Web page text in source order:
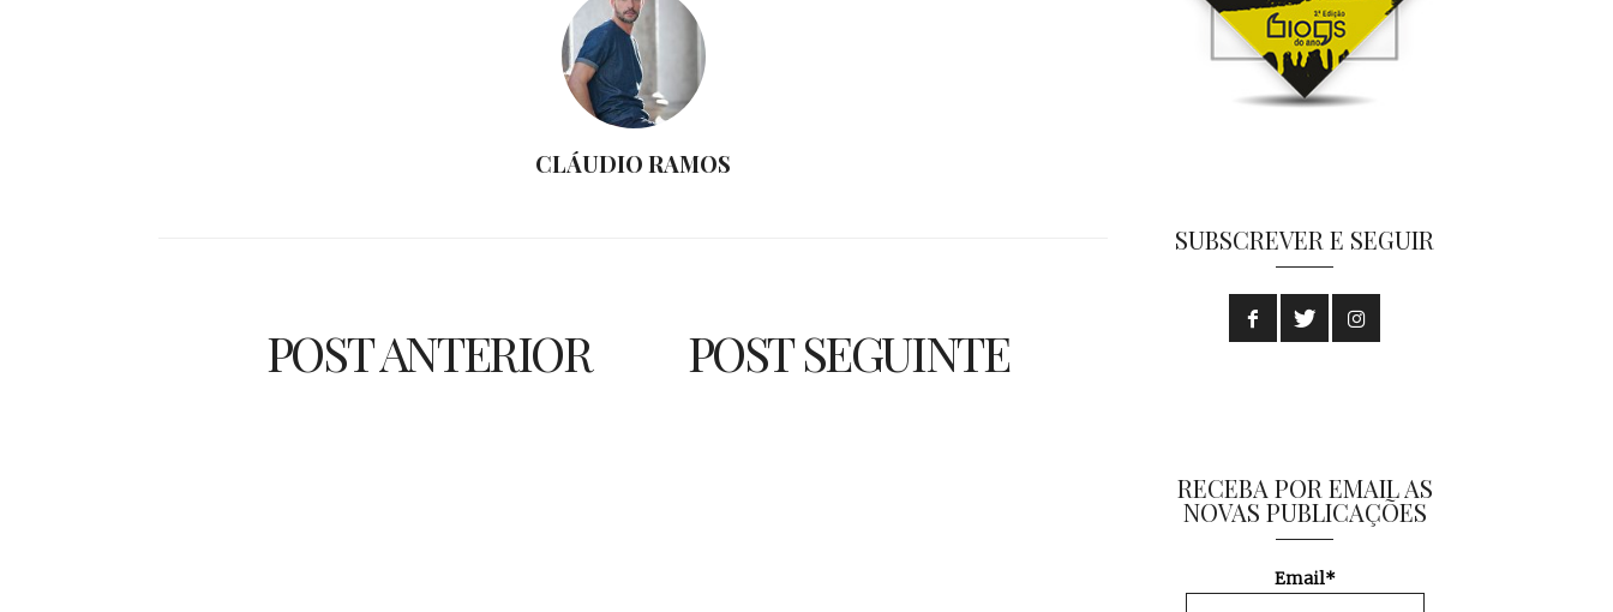
CLÁUDIO RAMOS
POST ANTERIOR POST SEGUINTE
SUBSCREVER E SEGUIR
RECEBA POR EMAIL AS
NOVAS PUBLICAÇÕES
Email*